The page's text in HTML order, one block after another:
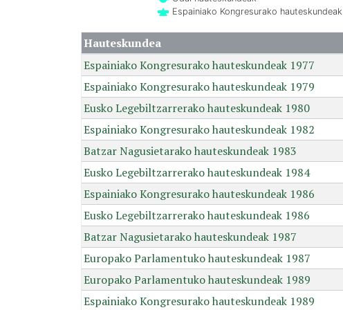
Espainiako Kongresurako hauteskundeak
Hauteskundea
Espainiako Kongresurako hauteskundeak 1977
Espainiako Kongresurako hauteskundeak 1979
Eusko Legebiltzarrerako hauteskundeak 1980
Espainiako Kongresurako hauteskundeak 1982
Batzar Nagusietarako hauteskundeak 1983
Eusko Legebiltzarrerako hauteskundeak 1984
Espainiako Kongresurako hauteskundeak 1986
Eusko Legebiltzarrerako hauteskundeak 1986
Batzar Nagusietarako hauteskundeak 1987
Europako Parlamentuko hauteskundeak 1987
Europako Parlamentuko hauteskundeak 1989
Espainiako Kongresurako hauteskundeak 1989